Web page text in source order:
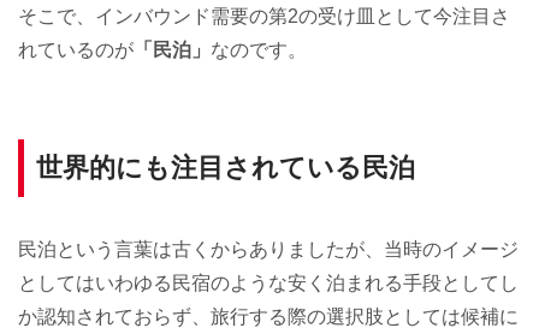
そこで、インバウンド需要の第2の受け皿として今注目さ
れているのが 「民泊」 なのです。
世界的にも注目されている民泊
民泊という言葉は古くからありましたが、当時のイメージ
としてはいわゆる民宿のような安く泊まれる手段としてし
か認知されておらず、旅行する際の選択肢としては候補に